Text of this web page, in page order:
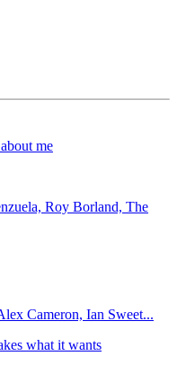
me
Roy Borland, The
Cameron, Ian Sweet...
what it wants